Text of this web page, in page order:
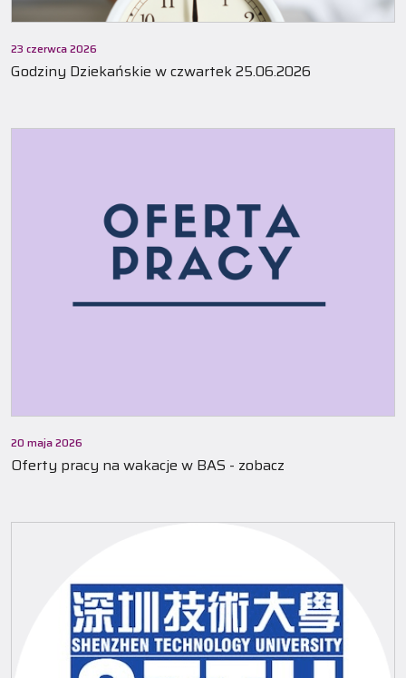
23 czerwca 2026
Godziny Dziekańskie w czwartek 25.06.2026
20 maja 2026
Oferty pracy na wakacje w BAS - zobacz